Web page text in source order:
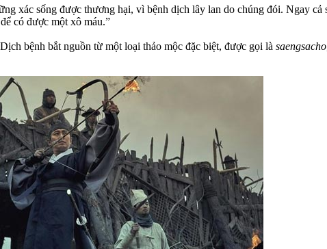
xác sống được thương hại, vì bệnh dịch lây lan do chúng đói. Ngay
có được một xô máu.”
bệnh bắt nguồn từ một loại thảo mộc đặc biệt, được gọi là saengsacho